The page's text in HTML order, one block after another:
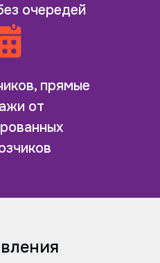
очередей
прямые
от